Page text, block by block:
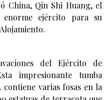
China, Qin Shi Huang, el
ejército para su
del Ejército de
impresionante tumba
varias fosas en la